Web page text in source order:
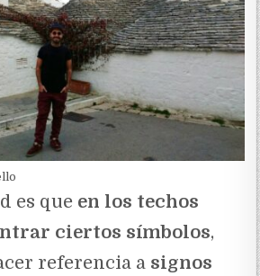
es que en los techos
ciertos símbolos,
referencia a signos